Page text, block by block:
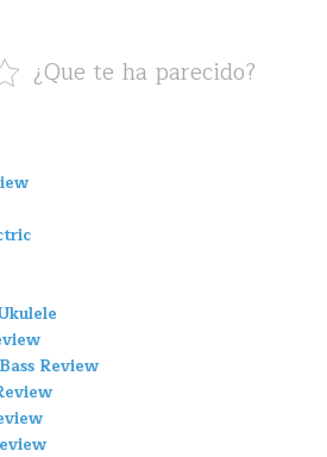
¿Que te ha parecido?
Review